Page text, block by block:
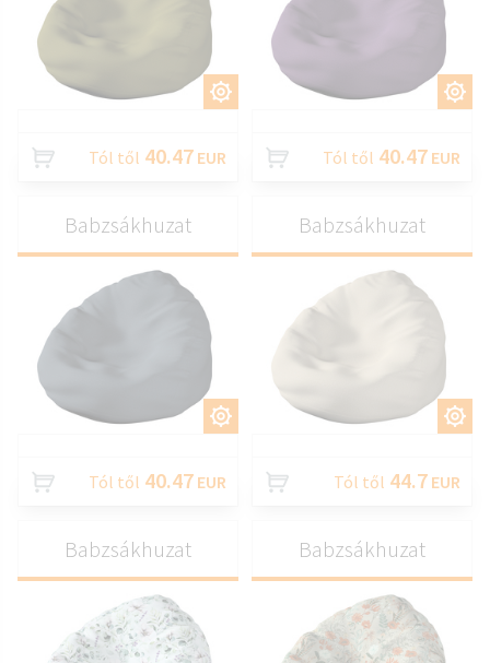
TESTRESZAB
Tól től 40.47 EUR
TESTRESZAB
Tól től 40.47 EUR
TESTRESZAB
Babzsákhuzat
Tól től 40.47 EUR
TESTRESZAB
Babzsákhuzat
Tól től 44.7 EUR
Babzsákhuzat Babzsákhuzat